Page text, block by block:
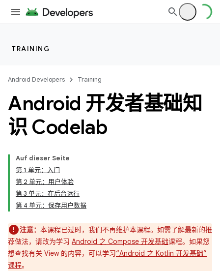
TRAINING
Android Developers Training
Android 开发者基础知
识 Codelab
Auf dieser Seite
第 1 单元：入门
第 2 单元：用户体验
第 3 单元：在后台运行
第 4 单元：保存用户数据
注意： 本课程已过时，我们不再维护本课程。如需了解最新的推
荐做法，请改为学习 Android 之 Compose 开发基础课程。如果您
想查找有关 View 的内容，可以学习“Android 之 Kotlin 开发基础”
课程。